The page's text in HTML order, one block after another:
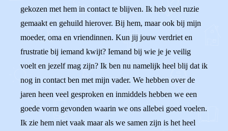
gekozen met hem in contact te blijven. Ik heb veel ruzie
gemaakt en gehuild hierover. Bij hem, maar ook bij mijn
moeder, oma en vriendinnen. Kun jij jouw verdriet en
frustratie bij iemand kwijt? Iemand bij wie je je veilig
voelt en jezelf mag zijn? Ik ben nu namelijk heel blij dat ik
nog in contact ben met mijn vader. We hebben over de
jaren heen veel gesproken en inmiddels hebben we een
goede vorm gevonden waarin we ons allebei goed voelen.
Ik zie hem niet vaak maar als we samen zijn is het heel